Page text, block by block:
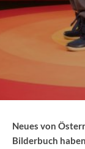
Neues von
Bilderbuch